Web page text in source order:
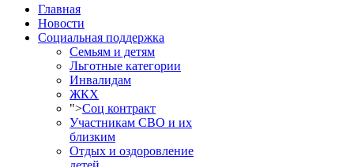
Главная
Новости
Социальная поддержка
Семьям и детям
Льготные категории
Инвалидам
ЖКХ
">Соц контракт
Участникам СВО и их
близким
Отдых и оздоровление